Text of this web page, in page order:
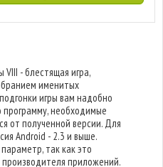
- блестящая игра,
именитых
игры вам надобно
программу, необходимые
от полученной версии. Для
Android - 2.3 и выше.
так как это
приложений.